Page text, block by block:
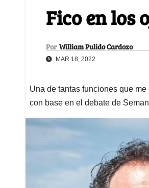
Fico en los
Por William Pulido Cardozo
MAR 18, 2022
Una de tantas funciones que
con base en el debate de